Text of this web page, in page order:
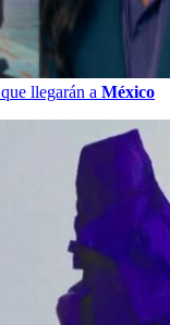
que llegarán a México